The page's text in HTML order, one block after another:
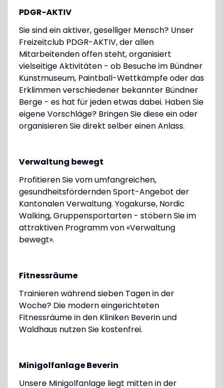
PDGR-AKTIV
Sie sind ein aktiver, geselliger Mensch? Unser
Freizeitclub PDGR-AKTIV, der allen
Mitarbeitenden offen steht, organisiert
vielseitige Aktivitäten - ob Besuche im Bündner
Kunstmuseum, Paintball-Wettkämpfe oder das
Erklimmen verschiedener bekannter Bündner
Berge - es hat für jeden etwas dabei. Haben Sie
eigene Vorschläge? Bringen Sie diese ein oder
organisieren Sie direkt selber einen Anlass.
Verwaltung bewegt
Profitieren Sie vom umfangreichen,
gesundheitsfördernden Sport-Angebot der
Kantonalen Verwaltung. Yogakurse, Nordic
Walking, Gruppensportarten - stöbern Sie im
attraktiven Programm von «Verwaltung
bewegt».
Fitnessräume
Trainieren während sieben Tagen in der
Woche? Die modern eingerichteten
Fitnessräume in den Kliniken Beverin und
Waldhaus nutzen Sie kostenfrei.
Minigolfanlage Beverin
Unsere Minigolfanlage liegt mitten in der